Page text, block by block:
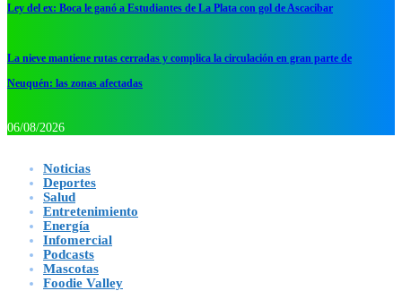
Ley del ex: Boca le ganó a Estudiantes de La Plata con gol de Ascacibar
La nieve mantiene rutas cerradas y complica la circulación en gran parte de
Neuquén: las zonas afectadas
06/08/2026
Noticias
Deportes
Salud
Entretenimiento
Energía
Infomercial
Podcasts
Mascotas
Foodie Valley